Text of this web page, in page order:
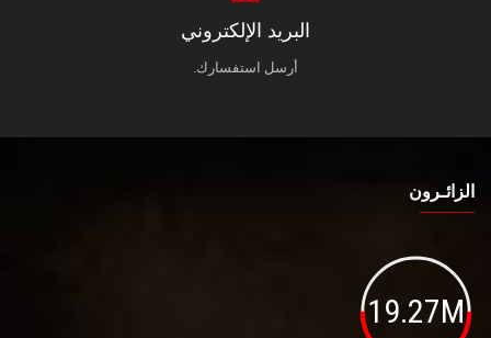
البريد الإلكتروني
أرسل استفسارك.
الزائـرون
19.27M